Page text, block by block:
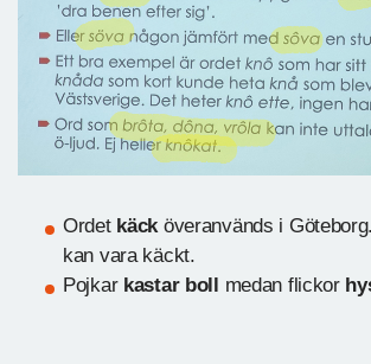
Ordetkäck överanvänds i
kan vara käckt.
Pojkar kastar boll medan flickor